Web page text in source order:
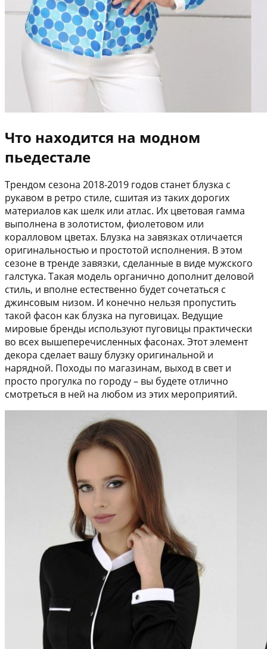
Что находится на модном
пьедестале
Трендом сезона 2018-2019 годов станет блузка с
рукавом в ретро стиле, сшитая из таких дорогих
материалов как шелк или атлас. Их цветовая гамма
выполнена в золотистом, фиолетовом или
коралловом цветах. Блузка на завязках отличается
оригинальностью и простотой исполнения. В этом
сезоне в тренде завязки, сделанные в виде мужского
галстука. Такая модель органично дополнит деловой
стиль, и вполне естественно будет сочетаться с
джинсовым низом. И конечно нельзя пропустить
такой фасон как блузка на пуговицах. Ведущие
мировые бренды используют пуговицы практически
во всех вышеперечисленных фасонах. Этот элемент
декора сделает вашу блузку оригинальной и
нарядной. Походы по магазинам, выход в свет и
просто прогулка по городу – вы будете отлично
смотреться в ней на любом из этих мероприятий.